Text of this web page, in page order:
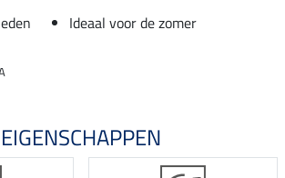
Ideaal voor de zomer
EIGENSCHAPPEN